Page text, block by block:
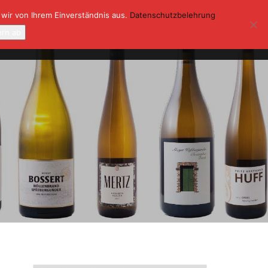
von Ihrem Einverständnis aus. Datenschutzbelehrung